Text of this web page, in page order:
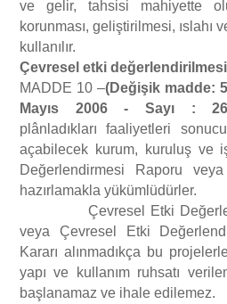
ve gelir, tahsisi mahiyette
korunması, geliştirilmesi, ıslahı
kullanılır.
Çevresel etki değerlendirilmesi
MADDE 10 –(Değişik madde:
Mayıs 2006 - Sayı :
plânladıkları faaliyetleri
açabilecek kurum, kuruluş ve
Değerlendirmesi Raporu
hazırlamakla yükümlüdürler.
Çevresel Etki
veya Çevresel Etki
Kararı alınmadıkça bu
yapı ve kullanım ruhsatı
başlanamaz ve ihale edilemez.